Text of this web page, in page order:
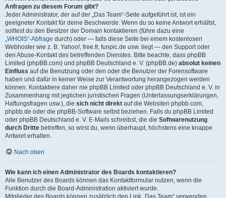
Anfragen zu diesem Forum gibt?
Jeder Administrator, der auf der „Das Team“-Seite aufgeführt ist, ist ein
geeigneter Kontakt für deine Beschwerde. Wenn du so keine Antwort erhältst,
solltest du den Besitzer der Domain kontaktieren (führe dazu eine
„WHOIS“-Abfrage durch) oder — falls diese Seite bei einem kostenlosen
Webhoster wie z. B. Yahoo!, free.fr, funpic.de usw. liegt — den Support oder
den Abuse-Kontakt des betreffenden Dienstes. Bitte beachte, dass phpBB
Limited (phpBB.com) und phpBB Deutschland e. V. (phpBB.de) absolut keinen
Einfluss auf die Benutzung oder den oder die Benutzer der Forensoftware
haben und dafür in keiner Weise zur Verantwortung herangezogen werden
können. Kontaktiere daher nie phpBB Limited oder phpBB Deutschland e. V. in
Zusammenhang mit jeglichen juristischen Fragen (Unterlassungserklärungen,
Haftungsfragen usw.), die sich nicht direkt auf die Websiten phpbb.com,
phpbb.de oder die phpBB-Software selbst beziehen. Falls du phpBB Limited
oder phpBB Deutschland e. V. E-Mails schreibst, die die Softwarenutzung
durch Dritte betreffen, so wirst du, wenn überhaupt, höchstens eine knappe
Antwort erhalten.
Nach oben
Wie kann ich einen Administrator des Boards kontaktieren?
Alle Benutzer des Boards können das Kontaktformular nutzen, wenn die
Funktion durch die Board-Administration aktiviert wurde.
Mitglieder des Boards können zusätzlich den Link „Das Team“ verwenden.